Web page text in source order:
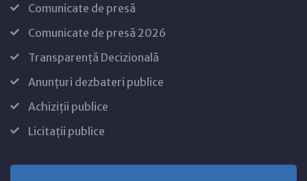
Comunicate de presă
Comunicate de presă 2026
Transparență Decizională
Anunțuri dezbateri publice
Achiziții publice
Licitații publice